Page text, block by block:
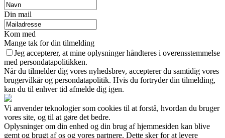
Din mail
Kom med
Mange tak for din tilmelding
Jeg accepterer, at mine oplysninger håndteres i overensstemmelse
med persondatapolitikken.
Når du tilmelder dig vores nyhedsbrev, accepterer du samtidig vores
brugervilkår og persondatapolitik. Hvis du fortryder din tilmelding,
kan du til enhver tid afmelde dig igen.
Vi anvender teknologier som cookies til at forstå, hvordan du bruger
vores site, og til at gøre det bedre.
Oplysninger om din enhed og din brug af hjemmesiden kan blive
gemt og brugt af os og vores partnere. Dette sker for at levere